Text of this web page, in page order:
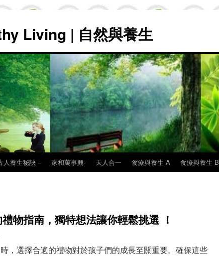
Living | 自然與養生
人養生秘訣 – 家和萬事興- 天人合一 食療與養生 A 食療與養生 B
物指南，獨特想法讓你輕鬆挑選 ！
，選擇合適的禮物對於孩子們的成長至關重要。確保這些